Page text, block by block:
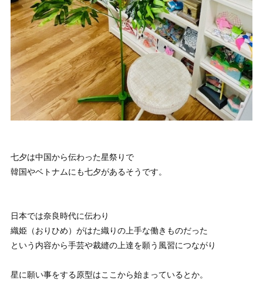
七夕は中国から伝わった星祭りで
韓国やベトナムにも七夕があるそうです。
日本では奈良時代に伝わり
織姫（おりひめ）がはた織りの上手な働きものだった
という内容から手芸や裁縫の上達を願う風習につながり
星に願い事をする原型はここから始まっているとか。